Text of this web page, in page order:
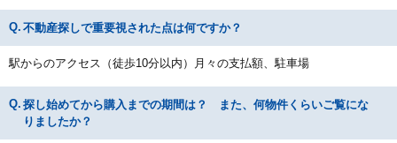
不動産探しで重要視された点は何ですか？
駅からのアクセス（徒歩10分以内）月々の支払額、駐車場
探し始めてから購入までの期間は？ また、何物件くらいご覧にな
りましたか？